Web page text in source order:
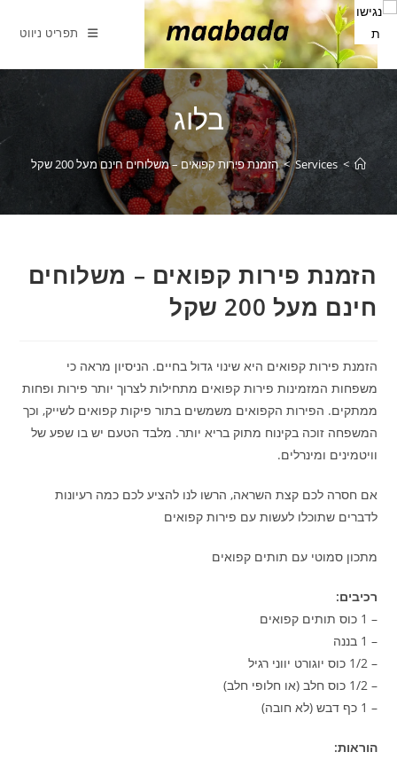
Skip
content
תפריט ניווט
בלוג
>
Services
> הזמנת פירות קפואים – משלוחים חינם מעל 200 שקל
הזמנת פירות קפואים – משלוחים
חינם מעל 200 שקל
הזמנת פירות קפואים היא שינוי גדול בחיים. הניסיון מראה כי
משפחות המזמינות פירות קפואים מתחילות לצרוך יותר פירות ופחות
ממתקים. הפירות הקפואים משמשים בתור פיקות קפואים לשייק, וכך
המשפחה זוכה בקינוח מתוק בריא יותר. מלבד הטעם יש בו שפע של
וויטמינים ומינרלים.
אם חסרה לכם קצת השראה, הרשו לנו להציע לכם כמה רעיונות
לדברים שתוכלו לעשות עם פירות קפואים
מתכון סמוטי עם תותים קפואים
רכיבים:
– 1 כוס תותים קפואים
– 1 בננה
– 1/2 כוס יוגורט יווני רגיל
– 1/2 כוס חלב (או חלופי חלב)
– 1 כף דבש (לא חובה)
הוראות: